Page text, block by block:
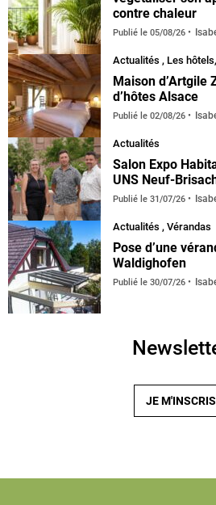
contre chaleur
Publié le 05/08/26
Actualités , Les
Maison d’Artgile
d’hôtes Alsace
Publié le 02/08/26
Actualités
Salon Expo
UNS Neuf-
Publié le 31/07/26
default
Actualités , Vérandas
Pose d’une
Waldighofen
Publié le 30/07/26
JE M'INSCRIS